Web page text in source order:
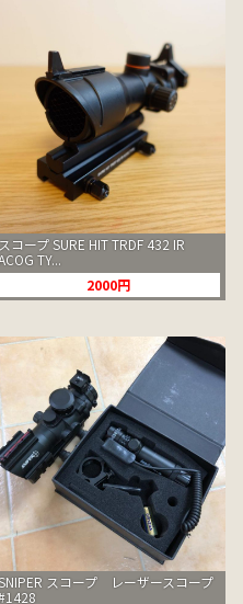
スコープ SURE HIT TRDF 432 IR
TY...
2000円
スコープ レーザースコープ